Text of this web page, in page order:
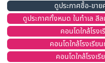
ดูประกาศซื้อ-ขา
ดูประกาศทั้งหมด ในทำเล สี
คอนโดใกล้โร
คอนโดใกล้โรงเรี
คอนโดใกล้โรงเ